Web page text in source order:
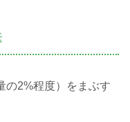
の2%程度）をまぶす